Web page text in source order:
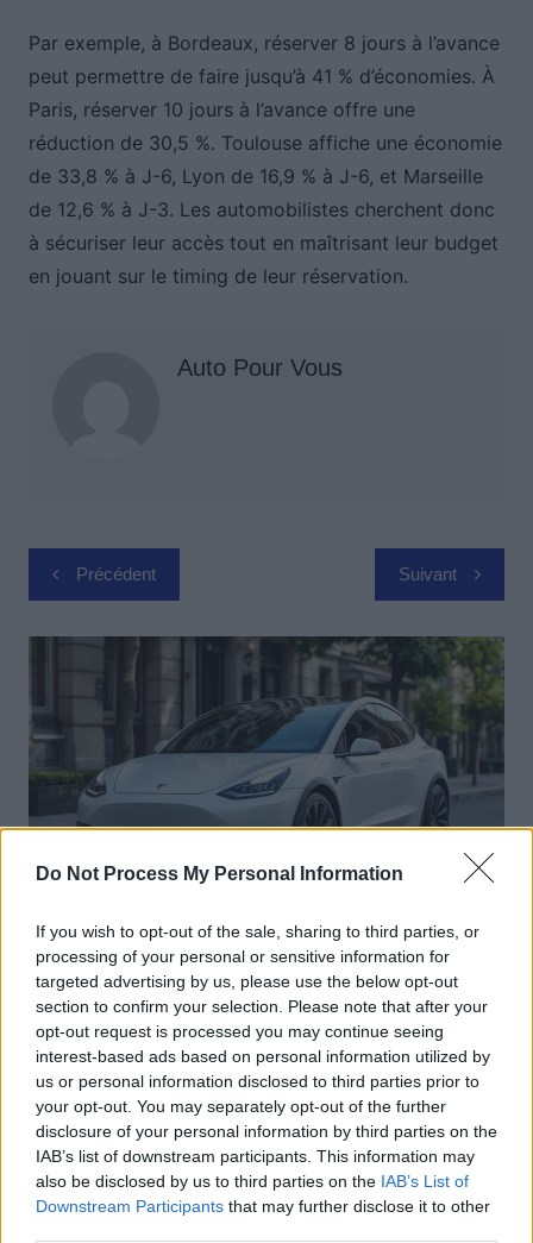
Do Not Process My Personal Information
If you wish to opt-out of the sale, sharing to third parties, or
processing of your personal or sensitive information for
targeted advertising by us, please use the below opt-out
section to confirm your selection. Please note that after your
opt-out request is processed you may continue seeing
interest-based ads based on personal information utilized by
us or personal information disclosed to third parties prior to
your opt-out. You may separately opt-out of the further
disclosure of your personal information by third parties on the
IAB’s list of downstream participants. This information may
also be disclosed by us to third parties on the IAB’s List of
Downstream Participants that may further disclose it to other
Par exemple, à Bordeaux, réserver 8 jours à l’avance
peut permettre de faire jusqu’à 41 % d’économies. À
Paris, réserver 10 jours à l’avance offre une
réduction de 30,5 %. Toulouse affiche une économie
de 33,8 % à J-6, Lyon de 16,9 % à J-6, et Marseille
de 12,6 % à J-3. Les automobilistes cherchent donc
à sécuriser leur accès tout en maîtrisant leur budget
en jouant sur le timing de leur réservation.
Auto Pour Vous
Navigation
de
l’article
Précédent Suivant
Elon Musk nuirait gravement à Tesla
selon une étude européenne
Auto Pour Vous 5 août 2026 0